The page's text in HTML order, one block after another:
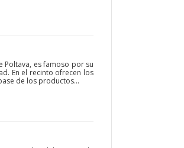
Poltava, es famoso por su
En el recinto ofrecen los
de los productos...